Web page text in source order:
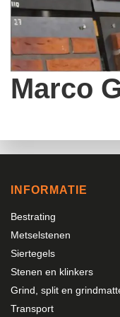
Marco
INFORMATIE
Bestrating
Metselstenen
Siertegels
Stenen en klinkers
Grind, split en
Transport